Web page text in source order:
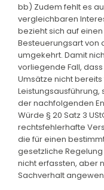
bb) Zudem fehlt es
vergleichbaren
bezieht sich auf
Besteuerungsart von
umgekehrt. Damit
vorliegende Fall,
Umsätze nicht
der nachfolgenden
Würde § 20 Satz 3
rechtsfehlerhafte
die für einen
gesetzliche
nicht erfassten, aber
Sachverhalt